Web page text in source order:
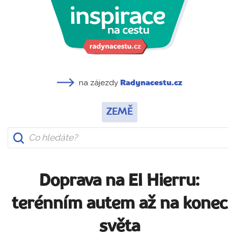
na zájezdy Radynacestu.cz
ZEMĚ
Doprava na El Hierru:
terénním autem až na konec
světa